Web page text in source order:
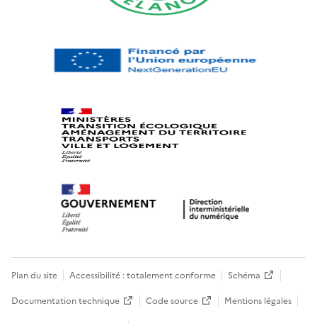
Plan du site Accessibilité : totalement conforme
Schéma
Documentation technique
Code source
Mentions légales